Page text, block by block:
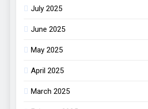
July 2025
June 2025
May 2025
April 2025
March 2025